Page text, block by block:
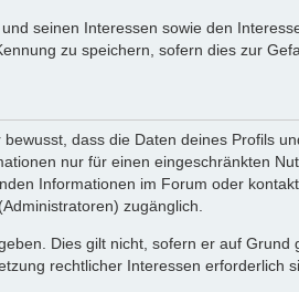
seinen Interessen sowie den
zu speichern, sofern dies zur
dass die Daten deines Profils
nur für einen eingeschränkten
Informationen im Forum oder
zugänglich.
Dies gilt nicht, sofern er auf Grund
rechtlicher Interessen erforderlich